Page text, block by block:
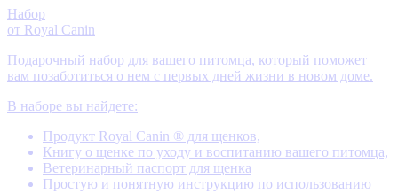
Набор
от Royal Canin
Подарочный набор для вашего питомца, который поможет
вам позаботиться о нем с первых дней жизни в новом доме.
В наборе вы найдете:
Продукт Royal Canin ® для щенков,
Книгу о щенке по уходу и воспитанию вашего питомца,
Ветеринарный паспорт для щенка
Простую и понятную инструкцию по использованию